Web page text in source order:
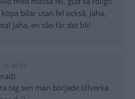
bilar utan fel också, Jaha,
Jaha, en sån får det bli!
15 20:57
tag sen man började tillverka